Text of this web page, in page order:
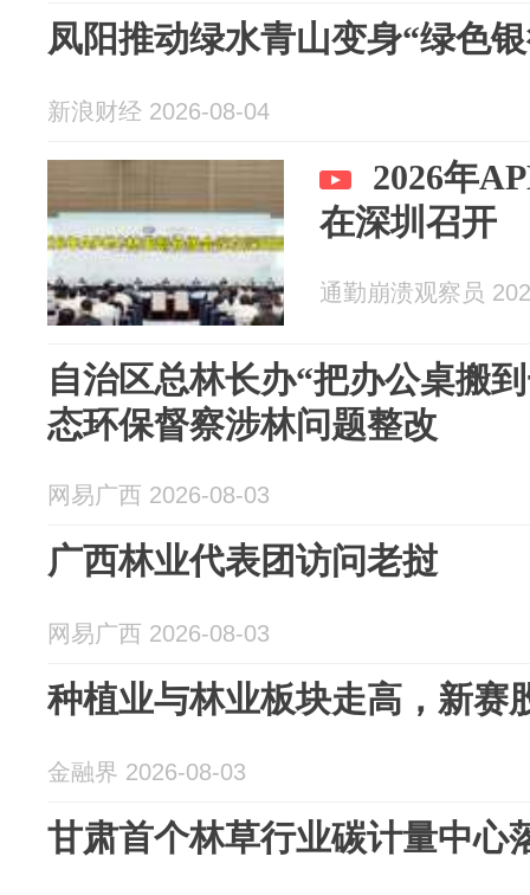
凤阳推动绿水青山变身“绿色
新浪财经 2026-08-04
2026年
在深圳召开
通勤崩溃观察员
自治区总林长办“把办公桌搬
态环保督察涉林问题整改
网易广西 2026-08-03
广西林业代表团访问老挝
网易广西 2026-08-03
种植业与林业板块走高，新赛
金融界 2026-08-03
甘肃首个林草行业碳计量中心